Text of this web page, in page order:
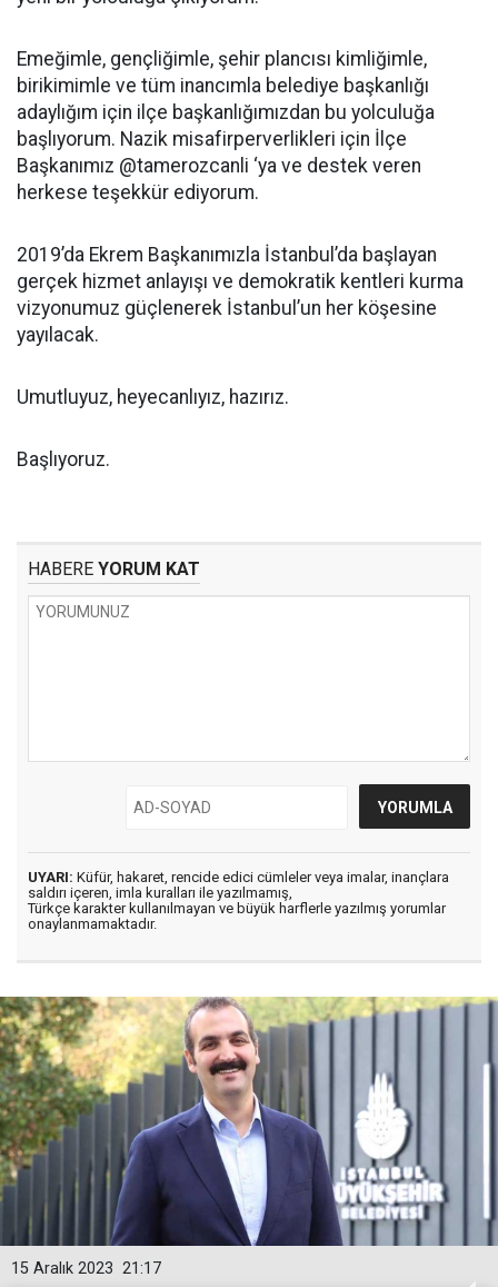
Emeğimle, gençliğimle, şehir plancısı kimliğimle,
birikimimle ve tüm inancımla belediye başkanlığı
adaylığım için ilçe başkanlığımızdan bu yolculuğa
başlıyorum. Nazik misafirperverlikleri için İlçe
Başkanımız @tamerozcanli ‘ya ve destek veren
herkese teşekkür ediyorum.
2019’da Ekrem Başkanımızla İstanbul’da başlayan
gerçek hizmet anlayışı ve demokratik kentleri kurma
vizyonumuz güçlenerek İstanbul’un her köşesine
yayılacak.
Umutluyuz, heyecanlıyız, hazırız.
Başlıyoruz.
HABERE YORUM KAT
UYARI: Küfür, hakaret, rencide edici cümleler veya imalar, inançlara
saldırı içeren, imla kuralları ile yazılmamış,
Türkçe karakter kullanılmayan ve büyük harflerle yazılmış yorumlar
onaylanmamaktadır.
21:17
15 Aralık 2023